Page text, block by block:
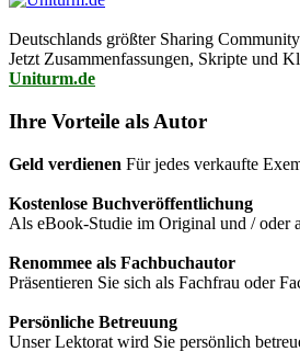
Deutschlands größter Sharing Community
Jetzt Zusammenfassungen, Skripte und
Uniturm.de
Ihre Vorteile als Autor
Geld verdienen Für jedes verkaufte
Kostenlose Buchveröffentlichung
Als eBook-Studie im Original und / oder
Renommee als Fachbuchautor
Präsentieren Sie sich als Fachfrau oder
Persönliche Betreuung
Unser Lektorat wird Sie persönlich